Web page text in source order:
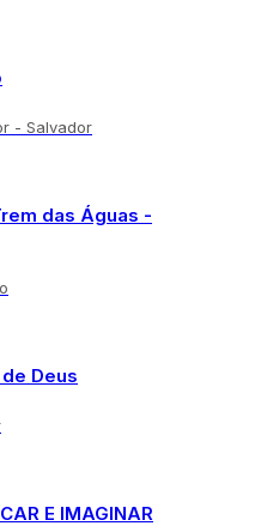
- Salvador
das Águas -
Deus
E IMAGINAR